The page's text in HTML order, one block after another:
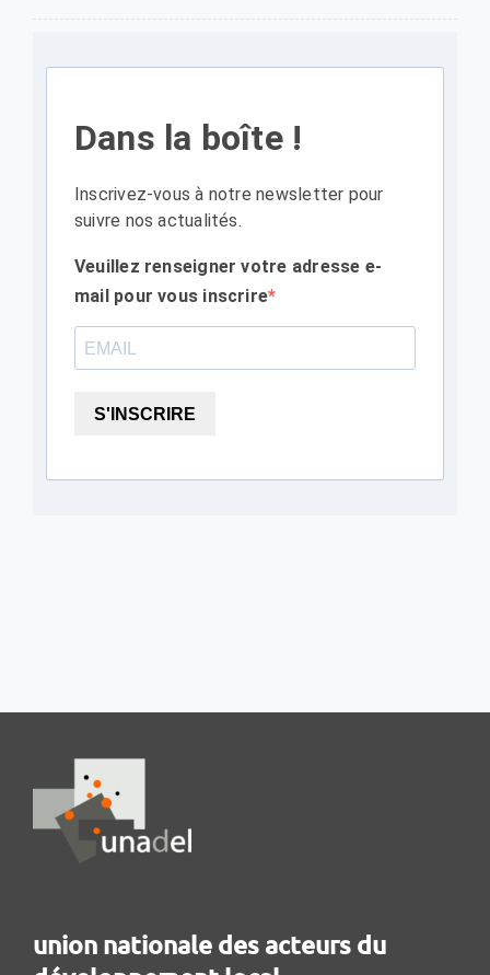
Dans la boîte !
Inscrivez-vous à notre newsletter pour
suivre nos actualités.
Veuillez renseigner votre adresse e-
mail pour vous inscrire
S'INSCRIRE
union nationale des acteurs du